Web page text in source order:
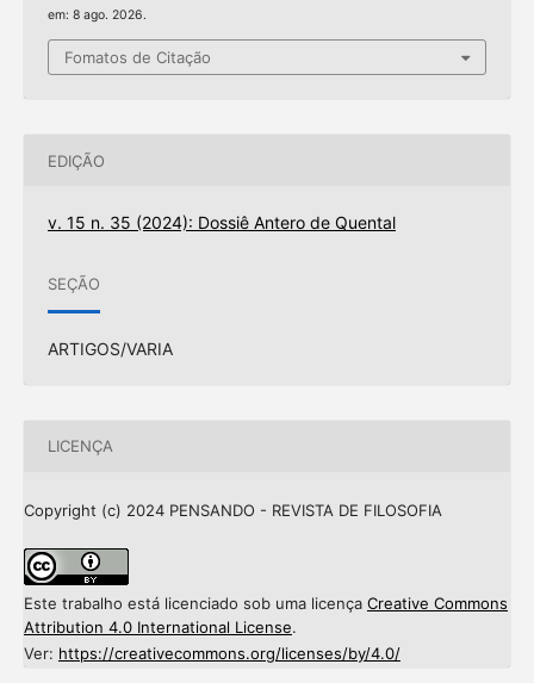
em: 8 ago. 2026.
Fomatos de Citação
EDIÇÃO
v. 15 n. 35 (2024): Dossiê Antero de Quental
SEÇÃO
ARTIGOS/VARIA
LICENÇA
Copyright (c) 2024 PENSANDO - REVISTA DE FILOSOFIA
Este trabalho está licenciado sob uma licença Creative Commons
Attribution 4.0 International License.
Ver: https://creativecommons.org/licenses/by/4.0/